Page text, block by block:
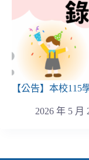
【公告】本校
2026 年 5 月